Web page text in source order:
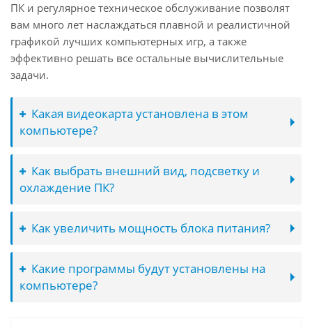
ПК и регулярное техническое обслуживание позволят
вам много лет наслаждаться плавной и реалистичной
графикой лучших компьютерных игр, а также
эффективно решать все остальные вычислительные
задачи.
Какая видеокарта установлена в этом
компьютере?
Как выбрать внешний вид, подсветку и
охлаждение ПК?
Как увеличить мощность блока питания?
Какие программы будут установлены на
компьютере?